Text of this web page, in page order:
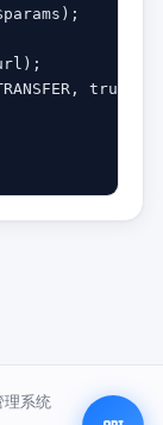
true);
系统